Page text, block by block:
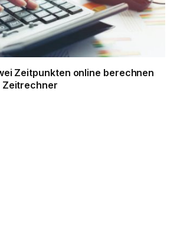
Zeitpunkten online berechnen
Zeitrechner